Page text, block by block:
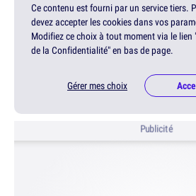
Ce contenu est fourni par un service tiers.
devez accepter les cookies dans vos
Modifiez ce choix à tout moment via le lien
de la Confidentialité" en bas de page.
Gérer mes choix
Publicité